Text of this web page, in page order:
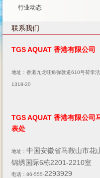
行业动态
联系我们
TGS AQUAT 香港有限公司
地址：香港九龙旺角弥敦道610号荷李
1318-20
TGS AQUAT 香港有限公司
表处
地址： 中国安徽省马鞍山市花
锦绣国际6栋2201-2210室
电话：86-555-2293929